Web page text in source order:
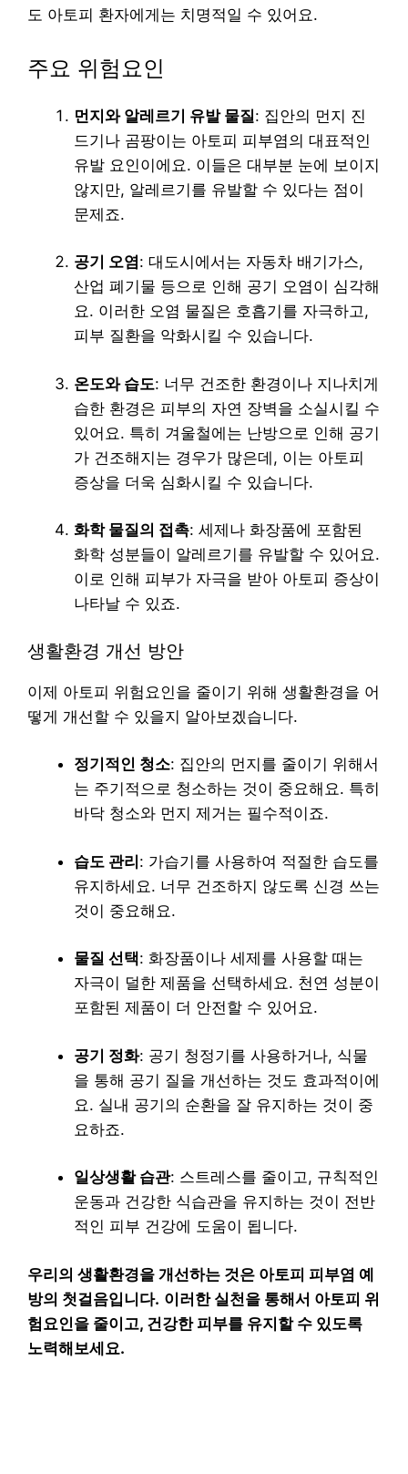
도 아토피 환자에게는 치명적일 수 있어요.
주요 위험요인
먼지와 알레르기 유발 물질: 집안의 먼지 진
드기나 곰팡이는 아토피 피부염의 대표적인
유발 요인이에요. 이들은 대부분 눈에 보이지
않지만, 알레르기를 유발할 수 있다는 점이
문제죠.
공기 오염: 대도시에서는 자동차 배기가스,
산업 폐기물 등으로 인해 공기 오염이 심각해
요. 이러한 오염 물질은 호흡기를 자극하고,
피부 질환을 악화시킬 수 있습니다.
온도와 습도: 너무 건조한 환경이나 지나치게
습한 환경은 피부의 자연 장벽을 소실시킬 수
있어요. 특히 겨울철에는 난방으로 인해 공기
가 건조해지는 경우가 많은데, 이는 아토피
증상을 더욱 심화시킬 수 있습니다.
화학 물질의 접촉: 세제나 화장품에 포함된
화학 성분들이 알레르기를 유발할 수 있어요.
이로 인해 피부가 자극을 받아 아토피 증상이
나타날 수 있죠.
생활환경 개선 방안
이제 아토피 위험요인을 줄이기 위해 생활환경을 어
떻게 개선할 수 있을지 알아보겠습니다.
정기적인 청소: 집안의 먼지를 줄이기 위해서
는 주기적으로 청소하는 것이 중요해요. 특히
바닥 청소와 먼지 제거는 필수적이죠.
습도 관리: 가습기를 사용하여 적절한 습도를
유지하세요. 너무 건조하지 않도록 신경 쓰는
것이 중요해요.
물질 선택: 화장품이나 세제를 사용할 때는
자극이 덜한 제품을 선택하세요. 천연 성분이
포함된 제품이 더 안전할 수 있어요.
공기 정화: 공기 청정기를 사용하거나, 식물
을 통해 공기 질을 개선하는 것도 효과적이에
요. 실내 공기의 순환을 잘 유지하는 것이 중
요하죠.
일상생활 습관: 스트레스를 줄이고, 규칙적인
운동과 건강한 식습관을 유지하는 것이 전반
적인 피부 건강에 도움이 됩니다.
우리의 생활환경을 개선하는 것은 아토피 피부염 예
방의 첫걸음입니다. 이러한 실천을 통해서 아토피 위
험요인을 줄이고, 건강한 피부를 유지할 수 있도록
노력해보세요.